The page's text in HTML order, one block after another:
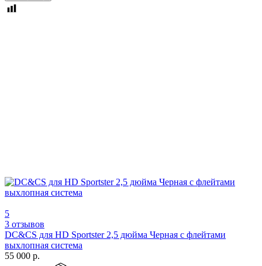
5
3 отзывов
DC&CS для HD Sportster 2,5 дюйма Черная с флейтами
выхлопная система
55 000 р.